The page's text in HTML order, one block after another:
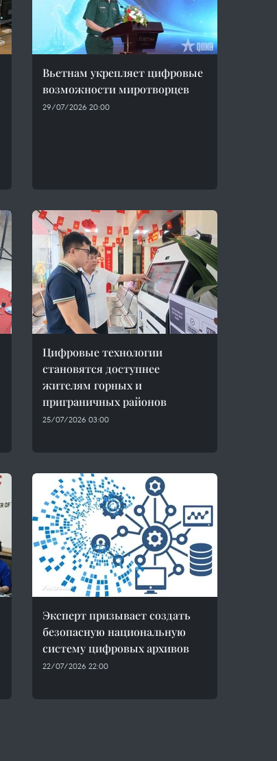
Вьетнам укрепляет цифровые
возможности миротворцев
29/07/2026 20:00
Цифровые технологии
становятся доступнее
жителям горных и
приграничных районов
25/07/2026 03:00
Эксперт призывает создать
безопасную национальную
систему цифровых архивов
22/07/2026 22:00